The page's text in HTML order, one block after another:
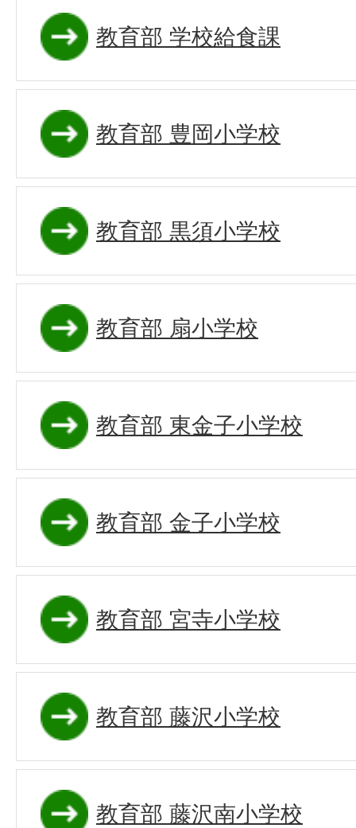
教育部 学校給食課
教育部 豊岡小学校
教育部 黒須小学校
教育部 扇小学校
教育部 東金子小学校
教育部 金子小学校
教育部 宮寺小学校
教育部 藤沢小学校
教育部 藤沢南小学校